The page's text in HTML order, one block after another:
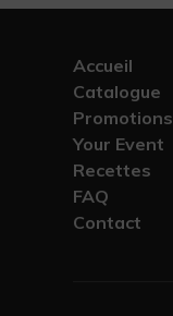
Accueil
Catalogue
Promotions
Your Event
Recettes
FAQ
Contact